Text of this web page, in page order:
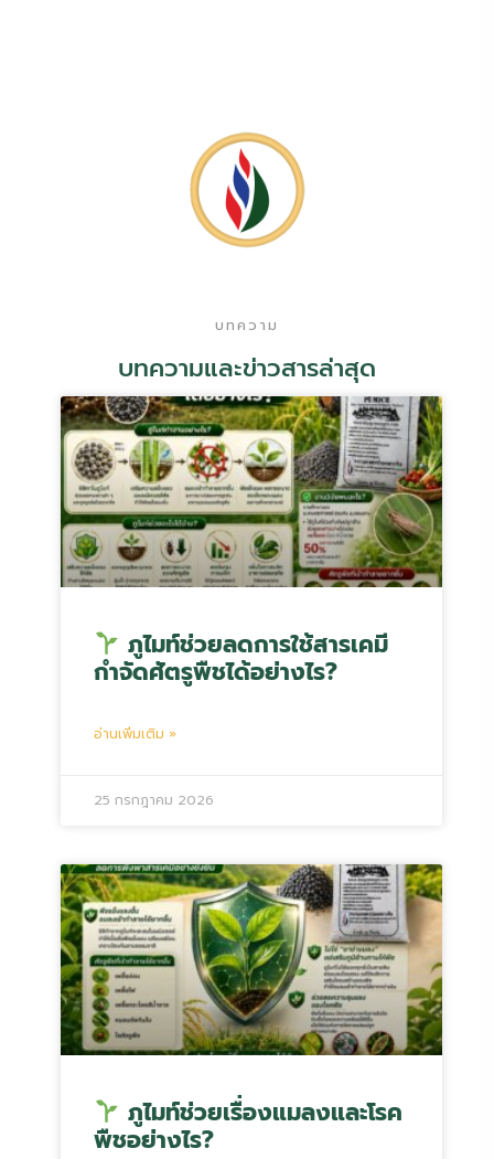
บทความ
บทความและข่าวสารล่าสุด
ภูไมท์ช่วยลดการใช้สารเคมี
กำจัดศัตรูพืชได้อย่างไร?
อ่านเพิ่มเติม »
25 กรกฎาคม 2026
ภูไมท์ช่วยเรื่องแมลงและโรค
พืชอย่างไร?